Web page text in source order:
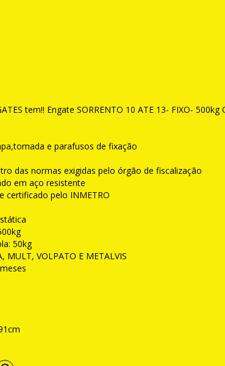
tem!! Engate SORRENTO 10 ATE 13- FIXO-
e parafusos de fixação
das normas exigidas pelo órgão de fiscalização
em aço resistente
certificado pelo INMETRO
50kg
MULT, VOLPATO E METALVIS